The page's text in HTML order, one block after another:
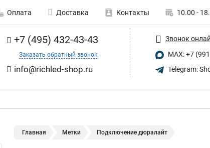
Оплата Доставка Контакты 10.00 -
+7 (495) 432-43-43
Заказать обратный звонок
info@richled-shop.ru
Звонок
MAX: +7
Telegram:
Главная Метки Подключение дюралайт